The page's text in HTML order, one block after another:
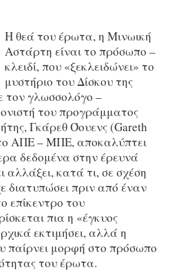
Η θεά του έρωτα, η Μινωική
Αστάρτη είναι το πρόσωπο –
κλειδί, που «ξεκλειδώνει» το
μυστήριο του Δίσκου της
τον γλωσσολόγο –
του προγράμματος
Γκάρεθ Όουενς (Gareth
ΑΠΕ – ΜΠΕ, αποκαλύπτει
δεδομένα στην έρευνά
αλλάξει, κατά τι, σε σχέση
διατυπώσει πριν από έναν
επίκεντρο του
πια η «έγκυος
εκτιμήσει, αλλά η
παίρνει μορφή στο πρόσωπο
του έρωτα.